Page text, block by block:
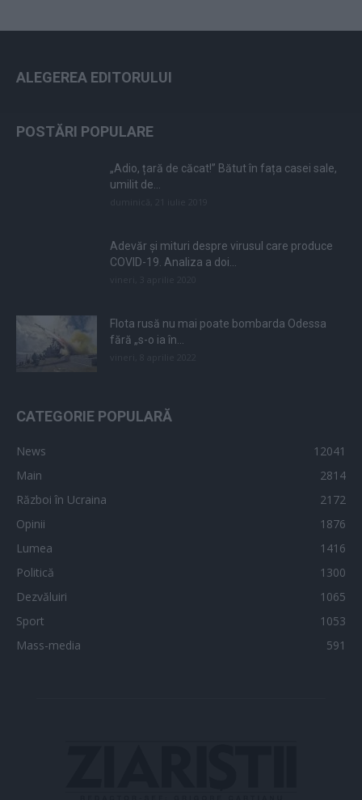
ALEGEREA EDITORULUI
POSTĂRI POPULARE
„Adio, țară de căcat!” Bătut în fața casei sale,
umilit de...
Adevăr și mituri despre virusul care produce
COVID-19. Analiza a doi...
Flota rusă nu mai poate bombarda Odessa
fără „s-o ia în...
CATEGORIE POPULARĂ
News
12041
Main
2814
Război în Ucraina
2172
Opinii
1876
Lumea
1416
Politică
1300
Dezvăluiri
1065
Sport
1053
Mass-media
591